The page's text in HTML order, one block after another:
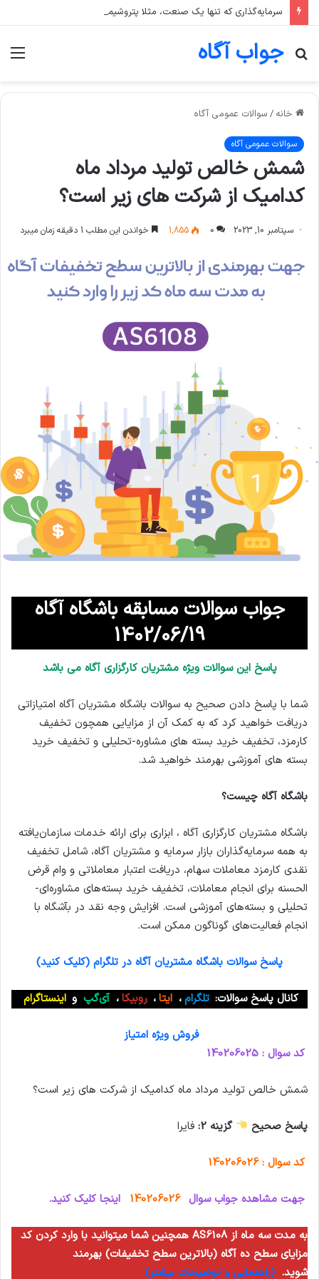
جواب آگاه
جستجو
خانه / سوالات عمومی آگاه
سوالات عمومی آگاه
شمش خالص تولید مرداد ماه
کدامیک از شرکت های زیر است؟
سپتامبر 10, 2023 0
1,855 خواندن این مطلب 1 دقیقه زمان میبرد
جواب سوالات مسابقه باشگاه آگاه
1402/06/19
پاسخ این سوالات ویژه مشتریان کارگزاری آگاه می باشد
شما با پاسخ دادن صحیح به سوالات باشگاه مشتریان آگاه امتیازاتی
دریافت خواهید کرد که به کمک آن از مزایایی همچون تخفیف
کارمزد، تخفیف خرید بسته های مشاوره-تحلیلی و تخفیف خرید
بسته های آموزشی بهرمند خواهید شد.
باشگاه آگاه چیست؟
باشگاه مشتریان کارگزاری آگاه ، ابزاری برای ارائه خدمات سازمان‌یافته
به همه سرمایه‌گذاران بازار سرمایه و مشتریان آگاه، شامل تخفیف
نقدی کارمزد معاملات سهام، دریافت اعتبار معاملاتی و وام قرض
الحسنه برای انجام معاملات، تخفیف خرید بسته‌های مشاوره‌ای-
تحلیلی و بسته‌های آموزشی است. افزایش وجه نقد در بآشگاه با
انجام فعالیت‌های گوناگون ممکن است.
پاسخ سوالات باشگاه مشتریان آگاه در تلگرام (کلیک کنید)
کانال پاسخ سوالات: تلگرام، ایتا، روبیکا، آی‌گپ و اینستاگرام
فروش ویژه امتیاز
کد سوال : 140206025
شمش خالص تولید مرداد ماه کدامیک از شرکت های زیر است؟
پاسخ صحیح گزینه 2: فایرا
کد سوال : 140206026
جهت مشاهده جواب سوال 140206026 اینجا کلیک کنید.
همچنین شما میتوانید با وارد کردن کد AS6108 به مدت سه ماه از
مزایای سطح ده آگاه (بالاترین سطح تخفیفات) بهرمند
شوید. (راهنمایی و توضیحات بیشتر)